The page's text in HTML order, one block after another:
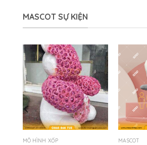
MASCOT SỰ KIỆN
MÔ HÌNH XỐP MASCOT